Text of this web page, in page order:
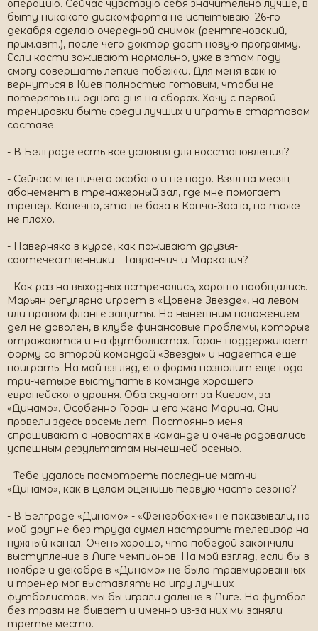
операцию. Сейчас чувствую себя значительно лучше, в
быту никакого дискомфорта не испытываю. 26-го
декабря сделаю очередной снимок (рентгеновский, -
прим.авт.), после чего доктор даст новую программу.
Если кости заживают нормально, уже в этом году
смогу совершать легкие побежки. Для меня важно
вернуться в Киев полностью готовым, чтобы не
потерять ни одного дня на сборах. Хочу с первой
тренировки быть среди лучших и играть в стартовом
составе.
- В Белграде есть все условия для восстановления?
- Сейчас мне ничего особого и не надо. Взял на месяц
абонемент в тренажерный зал, где мне помогает
тренер. Конечно, это не база в Конча-Заспа, но тоже
не плохо.
- Наверняка в курсе, как поживают друзья-
соотечественники – Гавранчич и Маркович?
- Как раз на выходных встречались, хорошо пообщались.
Марьян регулярно играет в «Црвене Звезде», на левом
или правом фланге защиты. Но нынешним положением
дел не доволен, в клубе финансовые проблемы, которые
отражаются и на футболистах. Горан поддерживает
форму со второй командой «Звезды» и надеется еще
поиграть. На мой взгляд, его форма позволит еще года
три-четыре выступать в команде хорошего
европейского уровня. Оба скучают за Киевом, за
«Динамо». Особенно Горан и его жена Марина. Они
провели здесь восемь лет. Постоянно меня
спрашивают о новостях в команде и очень радовались
успешным результатам нынешней осенью.
- Тебе удалось посмотреть последние матчи
«Динамо», как в целом оценишь первую часть сезона?
- В Белграде «Динамо» - «Фенербахче» не показывали, но
мой друг не без труда сумел настроить телевизор на
нужный канал. Очень хорошо, что победой закончили
выступление в Лиге чемпионов. На мой взгляд, если бы в
ноябре и декабре в «Динамо» не было травмированных
и тренер мог выставлять на игру лучших
футболистов, мы бы играли дальше в Лиге. Но футбол
без травм не бывает и именно из-за них мы заняли
третье место.